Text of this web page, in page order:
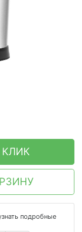
подробные